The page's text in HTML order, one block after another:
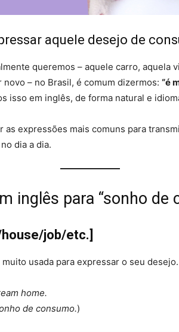
aquele desejo de
queremos – aquele carro, aquela
– no Brasil, é comum dizermos: “é
isso em inglês, de forma natural e
as expressões mais comuns para
dia a dia.
inglês para “sonho de
job/etc.]
usada para expressar o seu desejo.
home.
de consumo.)